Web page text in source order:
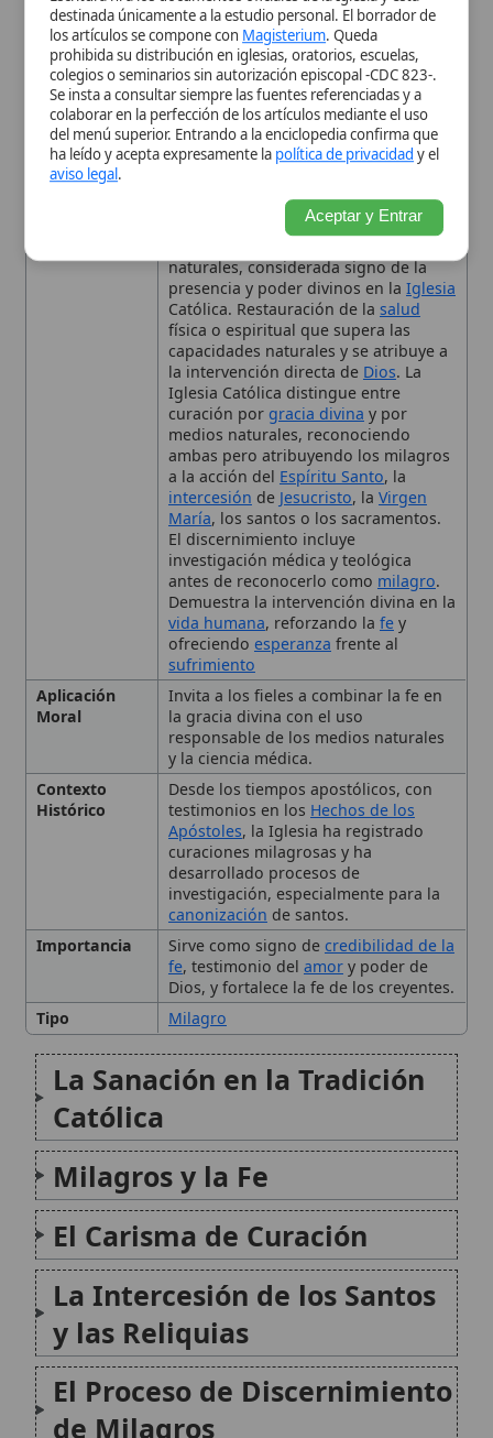
capacidades naturales y se atribuye a
la intervención directa deDios. La
Iglesia Católica distingue entre
curación porgracia divinay por
medios naturales, reconociendo
ambas pero atribuyendo los milagros
a la acción delEspíritu Santo, la
intercesióndeJesucristo, laVirgen
María, los santos o los sacramentos.
investigación médica y teológica
antes de reconocerlo comomilagro.
Demuestra la intervención divina en la
ofreciendoesperanzafrente al
sufrimiento
Invita a los fieles a combinar la fe en
la gracia divina con el uso
responsable de los medios naturales
y la ciencia médica.
Desde los tiempos apostólicos, con
testimonios en losHechos de los
Apóstoles, la Iglesia ha registrado
curaciones milagrosas y ha
desarrollado procesos de
investigación, especialmente para la
canonización de santos.
Sirve como signo decredibilidad de la
, testimonio delamory poder de
Dios, y fortalece la fe de los creyentes.
Milagro
La Sanación en la Tradición
Católica
Milagros y la Fe
El Carisma de Curación
La Intercesión de los Santos
y las Reliquias
El Proceso de Discernimiento
de Milagros
Sufrimiento y la Voluntad de
Dios
Conclusión
Citas y referencias
Modificado el 27 de septiembre de 2025 •FideScore™ 9.01•
este artículo•Paq. Scorm (LMS)•Sugerir mejora•Compartir
artículo•Imprimir artículo•Generar QR•Instalar aplicación
Don de sanación
El don de sanación es un carisma especial concedido
por el Espíritu Santo en la tradición católica, que se
manifiesta como una gracia divina para aliviar el
sufrimiento físico, espiritual o emocional de las
personas, reflejando la misericordia de Cristo...